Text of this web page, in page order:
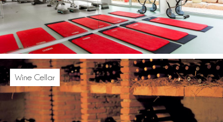
Wine Cellar